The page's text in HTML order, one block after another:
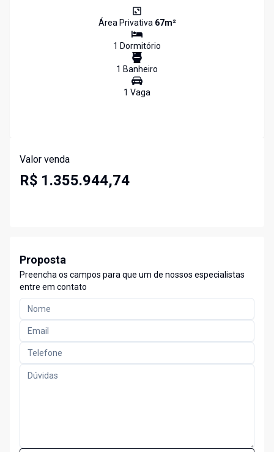
Área Privativa 67m²
1 Dormitório
1 Banheiro
1 Vaga
Valor venda
R$ 1.355.944,74
Proposta
Preencha os campos para que um de nossos especialistas
entre em contato